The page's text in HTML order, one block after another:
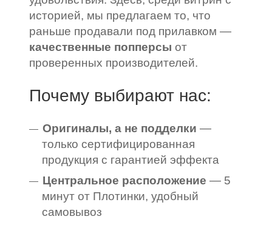
историей, мы предлагаем то, что
раньше продавали под прилавком —
качественные попперсы от
проверенных производителей.
Почему выбирают нас:
Оригиналы, а не подделки —
только сертифицированная
продукция с гарантией эффекта
Центральное расположение — 5
минут от Плотинки, удобный
самовывоз